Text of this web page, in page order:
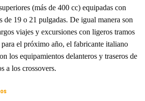
(más de 400 cc) equipadas con
de 19 o 21 pulgadas. De igual manera son
viajes y excursiones con ligeros tramos
para el próximo año, el fabricante italiano
los equipamientos delanteros y traseros de
a los crossovers.